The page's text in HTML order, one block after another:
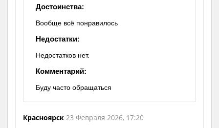
Достоинства:
Вообще всё понравилось
Недостатки:
Недостатков нет.
Комментарий:
Буду часто обращаться
Красноярск 23 Февраля 2026, 17:20